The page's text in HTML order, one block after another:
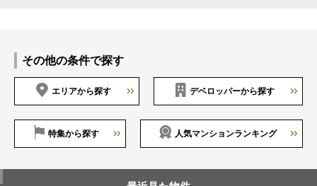
その他の条件で探す
エリアから探す デベロッパーから探す
特集から探す 人気マンションランキング